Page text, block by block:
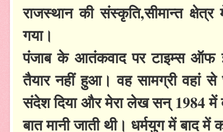
राजस्थान की संस्कृति,सीमान्त
गया।
पंजाब के आतंकवाद पर टाइम्स ऑफ
तैयार नहीं हुआ। वह सामग्री वहां
संदेश दिया और मेरा लेख सन् 1984 में
बात मानी जाती थी। धर्मयुग में बाद